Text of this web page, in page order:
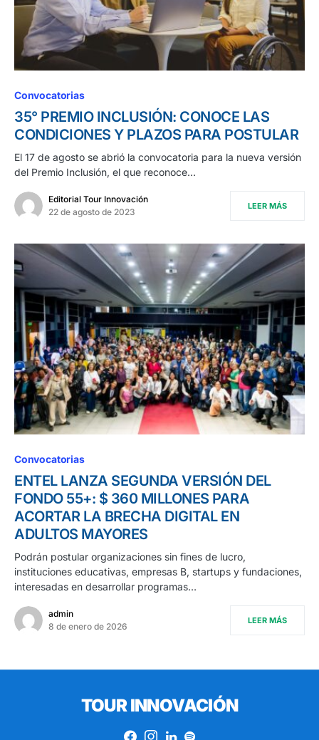
Convocatorias
35° PREMIO INCLUSIÓN: CONOCE LAS
CONDICIONES Y PLAZOS PARA POSTULAR
El 17 de agosto se abrió la convocatoria para la nueva versión
del Premio Inclusión, el que reconoce…
Editorial Tour Innovación
22 de agosto de 2023
LEER MÁS
Convocatorias
ENTEL LANZA SEGUNDA VERSIÓN DEL
FONDO 55+: $ 360 MILLONES PARA
ACORTAR LA BRECHA DIGITAL EN
ADULTOS MAYORES
Podrán postular organizaciones sin fines de lucro,
instituciones educativas, empresas B, startups y fundaciones,
interesadas en desarrollar programas…
admin
8 de enero de 2026
LEER MÁS
TOUR INNOVACIÓN